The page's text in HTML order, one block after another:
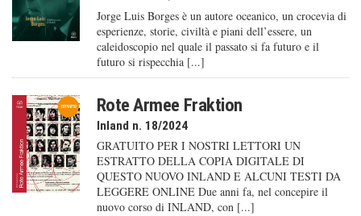
Jorge Luis Borges è un autore oceanico, un crocevia di
esperienze, storie, civiltà e piani dell’essere, un
caleido­scopio nel quale il passato si fa futuro e il
futuro si rispecchia [...]
Rote Armee Fraktion
Inland n. 18/2024
GRATUITO PER I NOSTRI LETTORI UN
ESTRATTO DELLA COPIA DIGITALE DI
QUESTO NUOVO INLAND E ALCUNI TESTI DA
LEGGERE ONLINE Due anni fa, nel concepire il
nuovo corso di INLAND, con [...]